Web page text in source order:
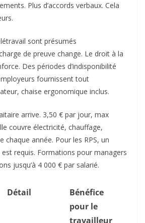
Plus d’accords verbaux. Cela
sont présumés
de preuve change. Le droit à la
Des périodes d’indisponibilité
fournissent tout
chaise ergonomique inclus.​
arrive. 3,50 € par jour, max
couvre électricité, chauffage,
chaque année. Pour les RPS, un
est requis. Formations pour managers
jusqu’à 4 000 € par salarié.​
Détail
Bénéfice
pour le
travailleur